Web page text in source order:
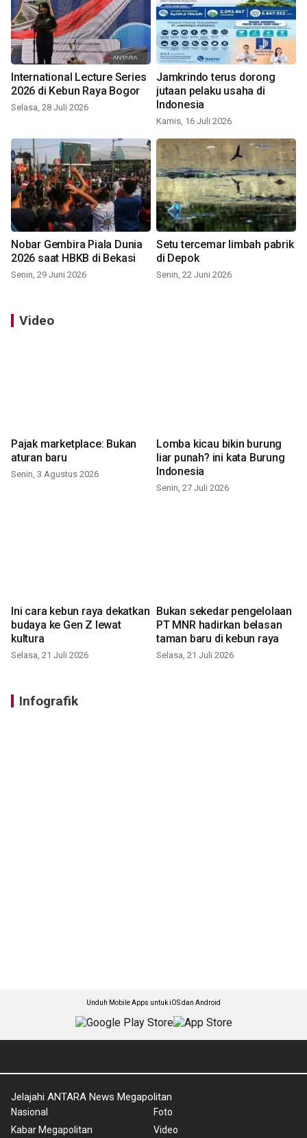
International Lecture Series
2026 di Kebun Raya Bogor
Selasa, 28 Juli 2026
Jamkrindo terus dorong
jutaan pelaku usaha di
Indonesia
Kamis, 16 Juli 2026
Nobar Gembira Piala Dunia
2026 saat HBKB di Bekasi
Senin, 29 Juni 2026
Setu tercemar limbah pabrik
di Depok
Senin, 22 Juni 2026
Video
Pajak marketplace: Bukan
aturan baru
Senin, 3 Agustus 2026
Lomba kicau bikin burung
liar punah? ini kata Burung
Indonesia
Senin, 27 Juli 2026
Ini cara kebun raya dekatkan
budaya ke Gen Z lewat
kultura
Selasa, 21 Juli 2026
Bukan sekedar pengelolaan
PT MNR hadirkan belasan
taman baru di kebun raya
Selasa, 21 Juli 2026
Infografik
Unduh Mobile Apps untuk iOS dan Android
Jelajahi ANTARA News Megapolitan
Nasional
Kabar Megapolitan
Foto
Video